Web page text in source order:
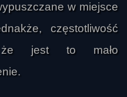
w miejsce
częstotliwość
że jest to mało